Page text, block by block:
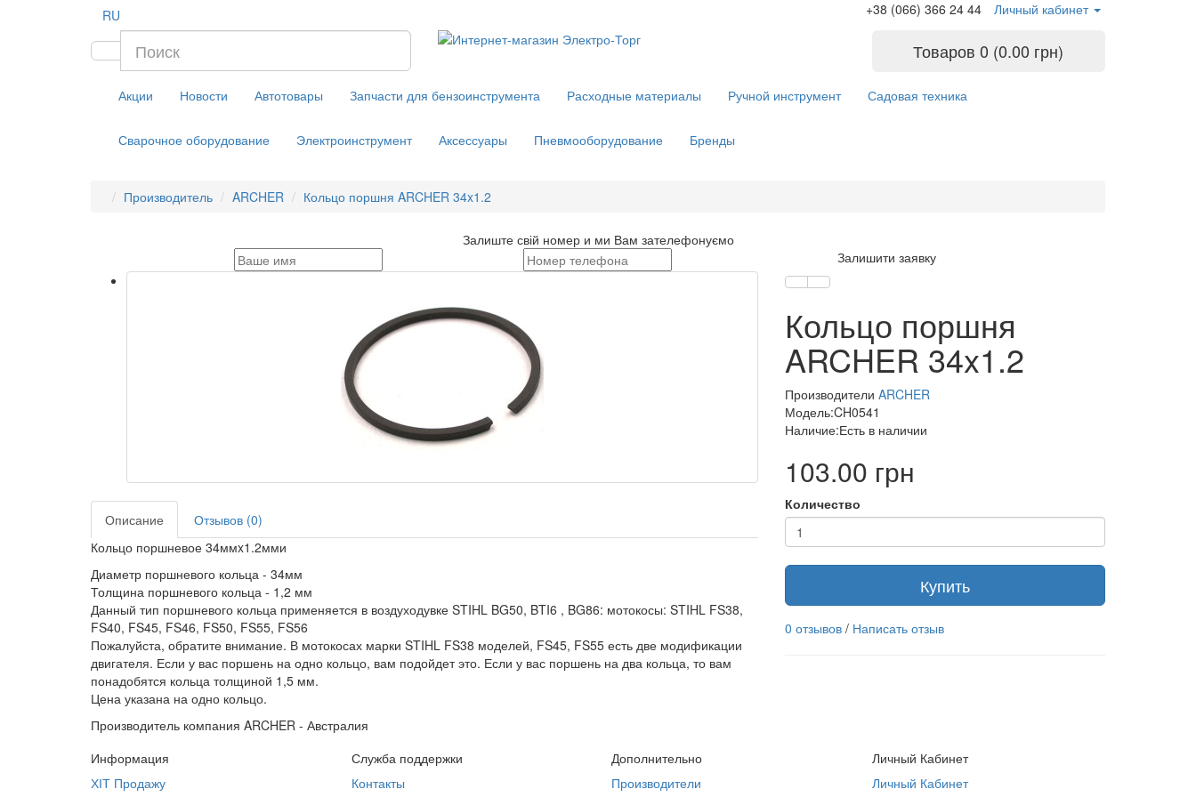
RU +38 (066) 366 24 44 Личный кабинет
Товаров 0 (0.00 грн)
Акции Новости Автотовары Запчасти для бензоинструмента Расходные материалы Ручной инструмент Садовая техника
Сварочное оборудование Электроинструмент Аксессуары Пневмооборудование Бренды
Производитель ARCHER Кольцо поршня ARCHER 34x1.2
Залиште свій номер и ми Вам зателефонуємо
Залишити заявку
Описание
Отзывов (0)
Кольцо поршневое 34ммx1.2мми
Диаметр поршневого кольца - 34мм
Толщина поршневого кольца - 1,2 мм
Данный тип поршневого кольца применяется в воздуходувке STIHL BG50, BTI6 , BG86: мотокосы: STIHL FS38,
FS40, FS45, FS46, FS50, FS55, FS56
Пожалуйста, обратите внимание. В мотокосах марки STIHL FS38 моделей, FS45, FS55 есть две модификации
двигателя. Если у вас поршень на одно кольцо, вам подойдет это. Если у вас поршень на два кольца, то вам
понадобятся кольца толщиной 1,5 мм.
Цена указана на одно кольцо.
Производитель компания ARCHER - Австралия
Кольцо поршня
ARCHER 34x1.2
Производители ARCHER
Модель:CH0541
Наличие:Есть в наличии
103.00 грн
Количество
Купить
0 отзывов / Написать отзыв
Информация
ХІТ Продажу
Служба поддержки
Контакты
Дополнительно
Производители
Личный Кабинет
Личный Кабинет